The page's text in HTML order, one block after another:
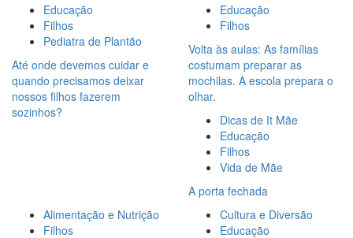
Educação
Filhos
Pediatra de Plantão
Até onde devemos cuidar e
quando precisamos deixar
nossos filhos fazerem
sozinhos?
Educação
Filhos
Volta às aulas: As famílias
costumam preparar as
mochilas. A escola prepara o
olhar.
Dicas de It Mãe
Educação
Filhos
Vida de Mãe
A porta fechada
Alimentação e Nutrição
Filhos
Cultura e Diversão
Educação